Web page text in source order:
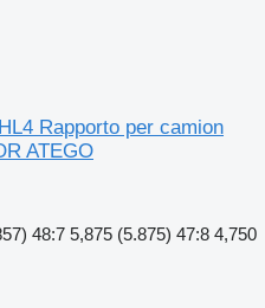
Rapporto per camion
ATEGO
48:7 5,875 (5.875) 47:8 4,750